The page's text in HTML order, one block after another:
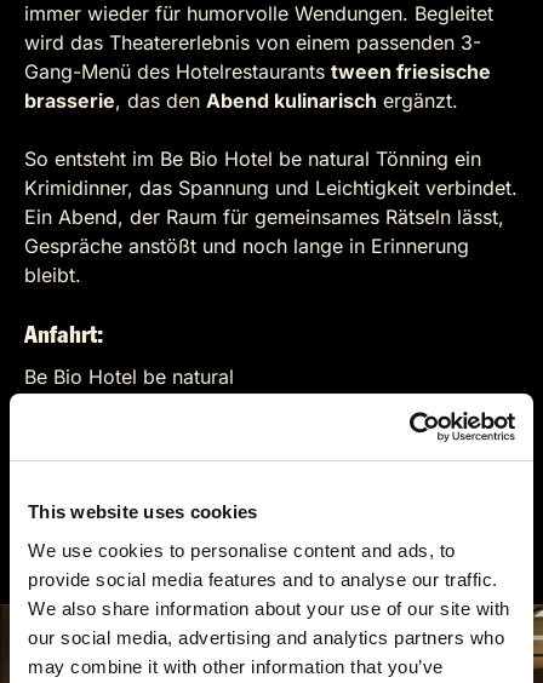
This website uses cookies
We use cookies to personalise content and ads, to
provide social media features and to analyse our traffic.
We also share information about your use of our site with
our social media, advertising and analytics partners who
may combine it with other information that you’ve
immer wieder für humorvolle Wendungen. Begleitet
wird das Theatererlebnis von einem passenden 3-
Gang-Menü des Hotelrestaurants tween friesische
brasserie, das den Abend kulinarisch ergänzt.
So entsteht im Be Bio Hotel be natural Tönning ein
Krimidinner, das Spannung und Leichtigkeit verbindet.
Ein Abend, der Raum für gemeinsames Rätseln lässt,
Gespräche anstößt und noch lange in Erinnerung
bleibt.
Anfahrt:
Be Bio Hotel be natural
https://be-bio-hotels.de/be-natural-biohotel/